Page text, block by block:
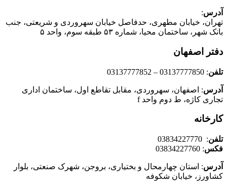
آدرس:
تهران، خیابان مطهری، حدفاصل خیابان سهروردی و شریعتی، جنب
بانک شهر، ساختمان محیا، شماره ۵۳ طبقه سوم، واحد ۵
دفتر اصفهان
تلفن: 03137777850 – 03137777852
آدرس: اصفهان، سهروردی، مقابل تقاطع اول، ساختمان اداری
تجاری کاژه، ط دوم واحد f
کارخانه
تلفن: 03834227770
فکس: 03834227760
آدرس: استان چهارمحال و بختیاری، بروجن، شهرک صنعتی، بلوار
کشاورز، خیابان شکوفه